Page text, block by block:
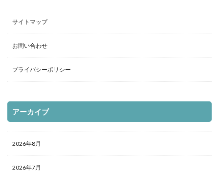
サイトマップ
お問い合わせ
プライバシーポリシー
アーカイブ
2026年8月
2026年7月